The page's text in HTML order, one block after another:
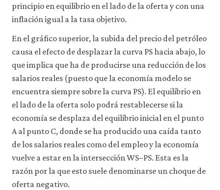
principio en equilibrio en el lado de la oferta y con una
inflación igual a la tasa objetivo.
En el gráfico superior, la subida del precio del petróleo
causa el efecto de desplazar la curva PS hacia abajo, lo
que implica que ha de producirse una reducción de los
salarios reales (puesto que la economía modelo se
encuentra siempre sobre la curva PS). El equilibrio en
el lado de la oferta solo podrá restablecerse si la
economía se desplaza del equilibrio inicial en el punto
A al punto C, donde se ha producido una caída tanto
de los salarios reales como del empleo y la economía
vuelve a estar en la intersección WS–PS. Esta es la
razón por la que esto suele denominarse un choque de
oferta negativo.